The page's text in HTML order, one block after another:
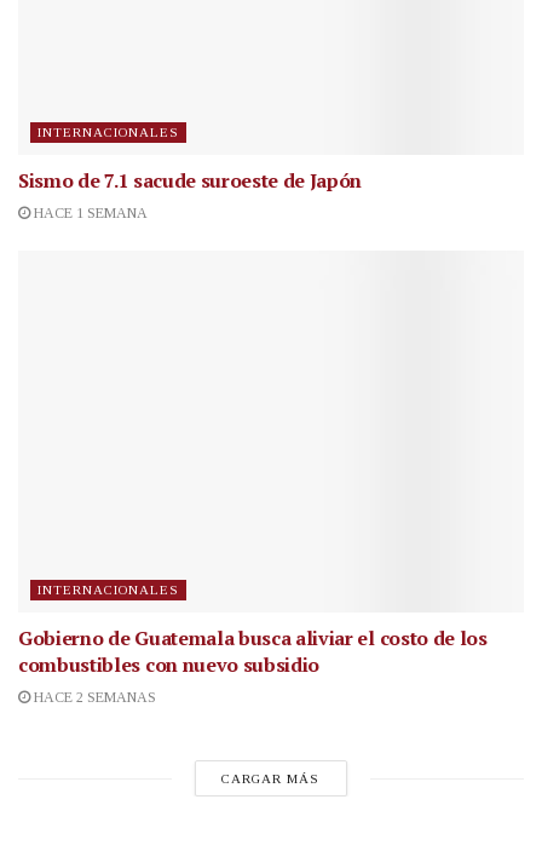
INTERNACIONALES
Sismo de 7.1 sacude suroeste de Japón
HACE 1 SEMANA
INTERNACIONALES
Gobierno de Guatemala busca aliviar el costo de los
combustibles con nuevo subsidio
HACE 2 SEMANAS
CARGAR MÁS